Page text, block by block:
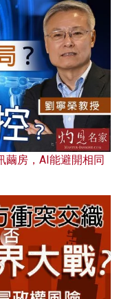
繭房，AI能避開相同